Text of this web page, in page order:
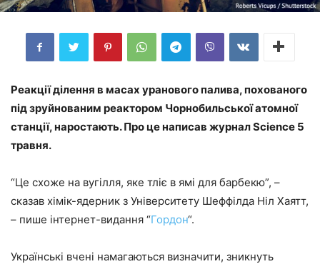
Реакції ділення в масах уранового палива, похованого
під зруйнованим реактором Чорнобильської атомної
станції, наростають. Про це написав журнал Science 5
травня.
“Це схоже на вугілля, яке тліє в ямі для барбекю”, –
сказав хімік-ядерник з Університету Шеффілда Ніл Хаятт,
– пише інтернет-видання “Гордон“.
Українські вчені намагаються визначити, зникнуть